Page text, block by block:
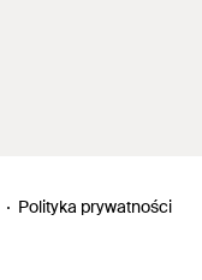
Polityka prywatności